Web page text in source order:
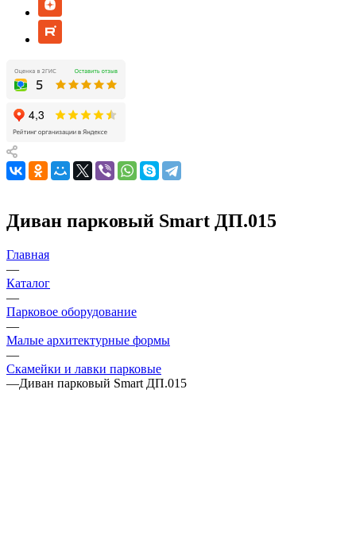
Диван парковый Smart ДП.015
Главная
—
Каталог
—
Парковое оборудование
—
Малые архитектурные формы
—
Скамейки и лавки парковые
—Диван парковый Smart ДП.015